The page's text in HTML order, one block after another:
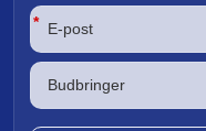
*